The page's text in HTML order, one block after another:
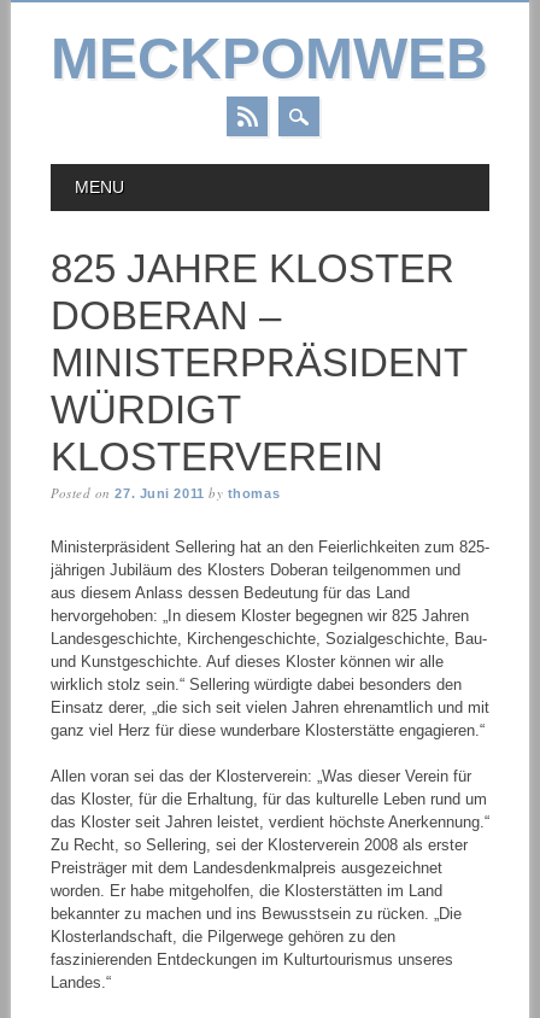
MECKPOMWEB
MAIN MENU
MENU
825 JAHRE KLOSTER
DOBERAN –
MINISTERPRÄSIDENT
WÜRDIGT
KLOSTERVEREIN
Posted on27. Juni 2011 by thomas
Ministerpräsident Sellering hat an den Feierlichkeiten zum 825-
jährigen Jubiläum des Klosters Doberan teilgenommen und
aus diesem Anlass dessen Bedeutung für das Land
hervorgehoben: „In diesem Kloster begegnen wir 825 Jahren
Landesgeschichte, Kirchengeschichte, Sozialgeschichte, Bau-
und Kunstgeschichte. Auf dieses Kloster können wir alle
wirklich stolz sein.“ Sellering würdigte dabei besonders den
Einsatz derer, „die sich seit vielen Jahren ehrenamtlich und mit
ganz viel Herz für diese wunderbare Klosterstätte engagieren.“
Allen voran sei das der Klosterverein: „Was dieser Verein für
das Kloster, für die Erhaltung, für das kulturelle Leben rund um
das Kloster seit Jahren leistet, verdient höchste Anerkennung.“
Zu Recht, so Sellering, sei der Klosterverein 2008 als erster
Preisträger mit dem Landesdenkmalpreis ausgezeichnet
worden. Er habe mitgeholfen, die Klosterstätten im Land
bekannter zu machen und ins Bewusstsein zu rücken. „Die
Klosterlandschaft, die Pilgerwege gehören zu den
faszinierenden Entdeckungen im Kulturtourismus unseres
Landes.“